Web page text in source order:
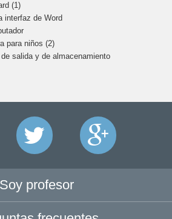
(1)
interfaz de Word
para niños (2)
salida y de almacenamiento
Soy profesor